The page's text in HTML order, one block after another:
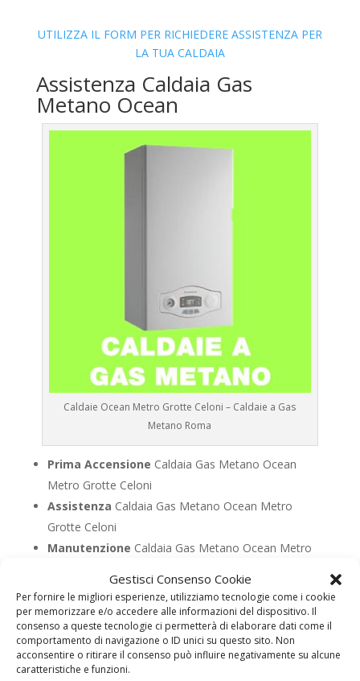
Gestisci Consenso Cookie
Per fornire le migliori esperienze, utilizziamo tecnologie come i cookie
per memorizzare e/o accedere alle informazioni del dispositivo. Il
consenso a queste tecnologie ci permetterà di elaborare dati come il
comportamento di navigazione o ID unici su questo sito. Non
acconsentire o ritirare il consenso può influire negativamente su alcune
caratteristiche e funzioni.
UTILIZZA IL FORM PER RICHIEDERE ASSISTENZA PER
LA TUA CALDAIA
Assistenza Caldaia Gas
Metano Ocean
Caldaie Ocean Metro Grotte Celoni – Caldaie a Gas
Metano Roma
Prima Accensione Caldaia Gas Metano Ocean
Metro Grotte Celoni
Assistenza Caldaia Gas Metano Ocean Metro
Grotte Celoni
Manutenzione Caldaia Gas Metano Ocean Metro
Riparazione
Caldaia Gas Metano Ocean Metro
Grotte Celoni
Pronto InterventoCaldaia Gas Metano Ocean
Metro Grotte Celoni
SostituzioneCaldaia Gas Metano Ocean Metro